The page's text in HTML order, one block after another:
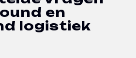
en
logistiek